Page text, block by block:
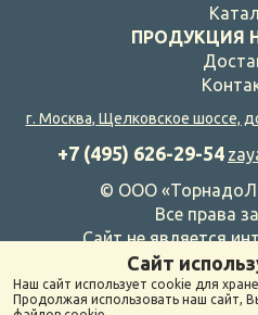
ПРОДУКЦИЯ
г. Москва, Щелковское шоссе,
+7 (495) 626-29-54
© ООО «
Все права
Сайт не является
Политика
Сайт
Наш сайт использует cookie для
Продолжая использовать наш сайт,